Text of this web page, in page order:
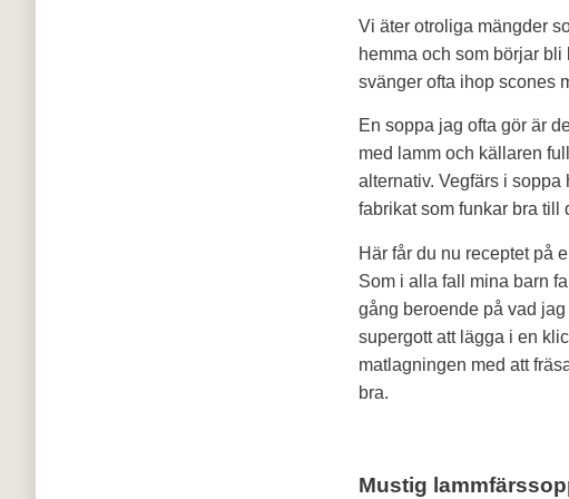
Vi äter otroliga mängder
hemma och som börjar
svänger ofta ihop scones
En soppa jag ofta gör är
med lamm och källaren
alternativ. Vegfärs i
fabrikat som funkar bra till
Här får du nu receptet på
Som i alla fall mina barn
gång beroende på vad
supergott att lägga i en
matlagningen med att
bra.
Mustig